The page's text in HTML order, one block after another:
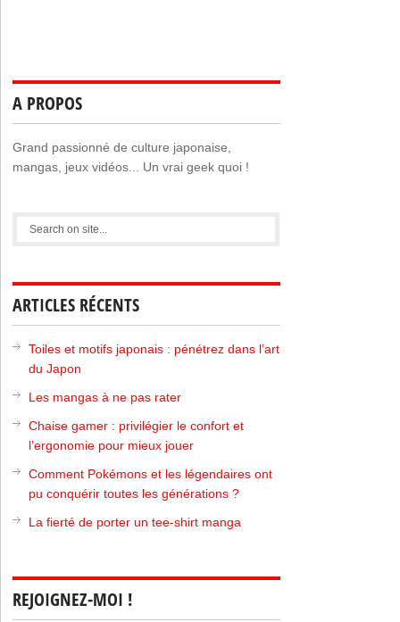
A PROPOS
Grand passionné de culture japonaise,
mangas, jeux vidéos... Un vrai geek quoi !
ARTICLES RÉCENTS
Toiles et motifs japonais : pénétrez dans l’art
du Japon
Les mangas à ne pas rater
Chaise gamer : privilégier le confort et
l’ergonomie pour mieux jouer
Comment Pokémons et les légendaires ont
pu conquérir toutes les générations ?
La fierté de porter un tee-shirt manga
REJOIGNEZ-MOI !